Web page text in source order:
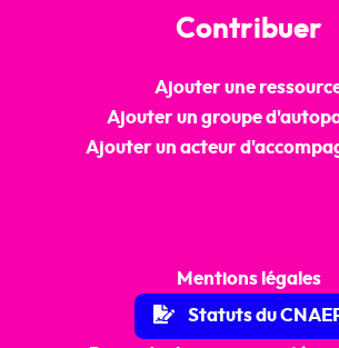
Contribuer
Ajouter une
Ajouter un groupe
Ajouter un acteur
Mentions légales
Statuts du